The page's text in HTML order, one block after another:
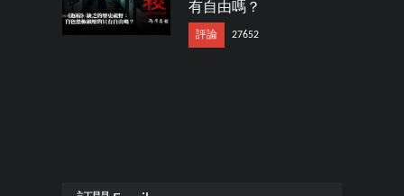
有自由嗎？
評論 27652